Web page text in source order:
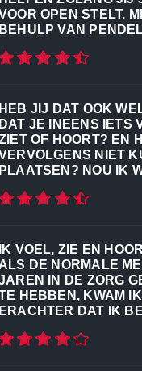
OPEN STELT.
BEHULP VAN
HEB JIJ DAT OOK
DAT JE INEENS IETS
OF HOORT? EN
NIET
PLAATSEN? NOU IK
IK VOEL, ZIE EN
ALS DE NORMALE
IN DE ZORG
HEBBEN, KWAM IK
ERACHTER DAT IK